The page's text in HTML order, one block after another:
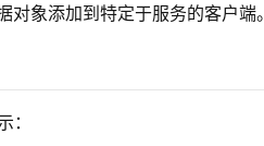
象添加到特定于服务的客户端。
：